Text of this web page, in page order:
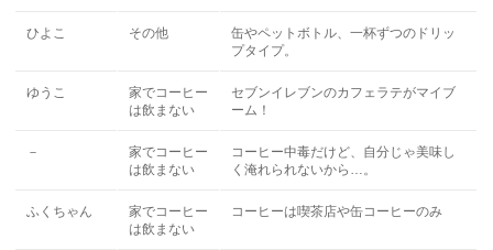
ひよこ その他
缶やペットボトル、一杯ずつのドリッ
プタイプ。
ゆうこ
家でコーヒー
は飲まない
セブンイレブンのカフェラテがマイブ
ーム！
－
家でコーヒー
は飲まない
コーヒー中毒だけど、自分じゃ美味し
く淹れられないから…。
ふくちゃん
家でコーヒー
は飲まない
コーヒーは喫茶店や缶コーヒーのみ